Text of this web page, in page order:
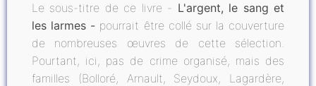
Le sous-titre de ce livre - L'argent, le sang et
les larmes - pourrait être collé sur la couverture
de nombreuses œuvres de cette sélection.
Pourtant, ici, pas de crime organisé, mais des
familles (Bolloré, Arnault, Seydoux, Lagardère,